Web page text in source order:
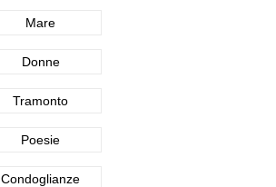
Mare
Donne
Tramonto
Poesie
Condoglianze